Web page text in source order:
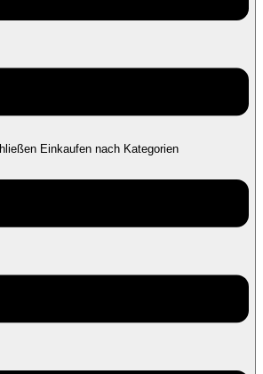
Einkaufen nach Kategorien